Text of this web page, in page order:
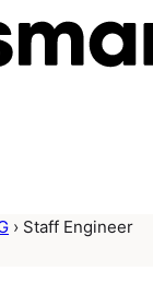
› Staff Engineer